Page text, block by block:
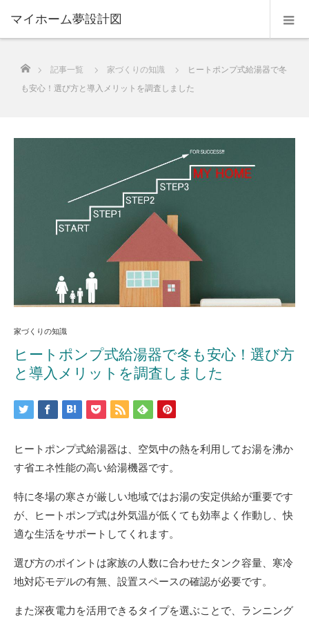
マイホーム夢設計図
ホーム
記事一覧 家づくりの知識
ヒートポンプ式給湯器で冬
も安心！選び方と導入メリットを調査しました
家づくりの知識
ヒートポンプ式給湯器で冬も安心！選び方
と導入メリットを調査しました
ヒートポンプ式給湯器は、空気中の熱を利用してお湯を沸か
す省エネ性能の高い給湯機器です。
特に冬場の寒さが厳しい地域ではお湯の安定供給が重要です
が、ヒートポンプ式は外気温が低くても効率よく作動し、快
適な生活をサポートしてくれます。
選び方のポイントは家族の人数に合わせたタンク容量、寒冷
地対応モデルの有無、設置スペースの確認が必要です。
また深夜電力を活用できるタイプを選ぶことで、ランニング